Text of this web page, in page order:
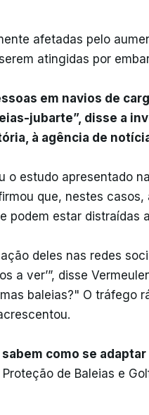
afetadas pelo
atingidas por
em navios de
jubarte”, disse a
à agência de
o estudo apresentado
que, nestes
podem estar distraídas
deles nas redes
a ver’”, disse
baleias?" O tráfego
como se
de Baleias e